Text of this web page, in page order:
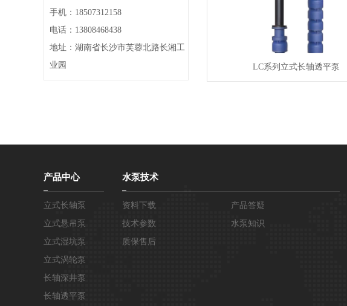
手机：18507312158
电话：13808468438
地址：湖南省长沙市芙蓉北路长湘工
业园
LC系列立式长轴透平泵
产品中心
立式长轴泵
立式悬吊泵
立式湿坑泵
立式涡轮泵
长轴深井泵
长轴透平泵
水泵技术
资料下载
产品答疑
技术参数
水泵知识
质保售后